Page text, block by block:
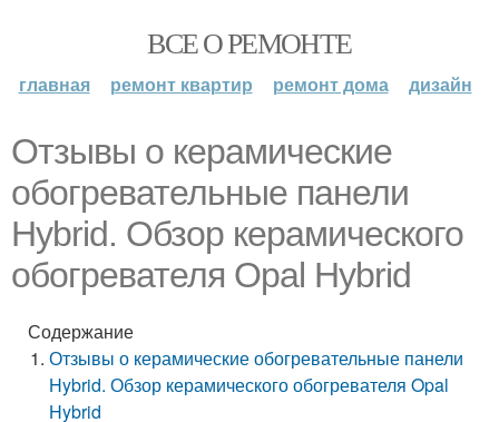
ВСЕ О РЕМОНТЕ
главная ремонт квартир ремонт дома дизайн
Отзывы о керамические
обогревательные панели
Hybrid. Обзор керамического
обогревателя Opal Hybrid
Содержание
Отзывы о керамические обогревательные панели
Hybrid. Обзор керамического обогревателя Opal
Hybrid